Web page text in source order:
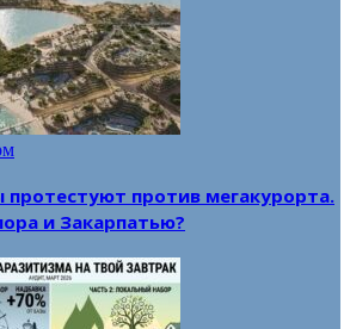
протестуют против мегакурорта.
и Закарпатью?